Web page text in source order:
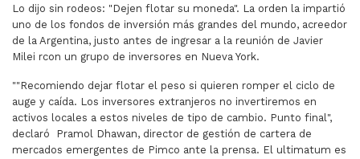
Lo dijo sin rodeos: "Dejen flotar su moneda". La orden la impartió
uno de los fondos de inversión más grandes del mundo, acreedor
de la Argentina, justo antes de ingresar a la reunión de Javier
Milei rcon un grupo de inversores en Nueva York.
""Recomiendo dejar flotar el peso si quieren romper el ciclo de
auge y caída. Los inversores extranjeros no invertiremos en
activos locales a estos niveles de tipo de cambio. Punto final",
declaró Pramol Dhawan, director de gestión de cartera de
mercados emergentes de Pimco ante la prensa. El ultimatum es